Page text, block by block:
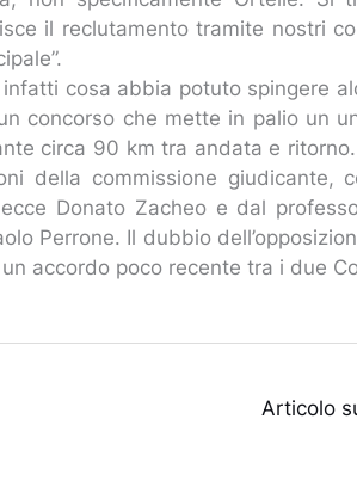
il reclutamento tramite nostri
cosa abbia potuto spingere
concorso che mette in palio un
circa 90 km tra andata e
della commissione giudicante,
Donato Zacheo e dal
Perrone. Il dubbio
accordo poco recente tra i due
Articolo